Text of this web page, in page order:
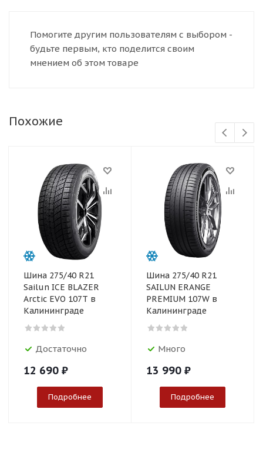
Помогите другим пользователям с выбором -
будьте первым, кто поделится своим
мнением об этом товаре
Похожие
Шина 275/40 R21
Sailun ICE BLAZER
Arctic EVO 107T в
Калининграде
Достаточно
12 690 ₽
Подробнее
Шина 275/40 R21
SAILUN ERANGE
PREMIUM 107W в
Калининграде
Много
13 990 ₽
Подробнее